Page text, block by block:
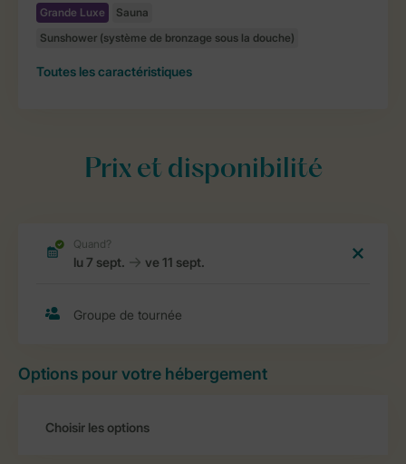
Toutes les caractéristiques
Prix et disponibilité
Options pour votre hébergement